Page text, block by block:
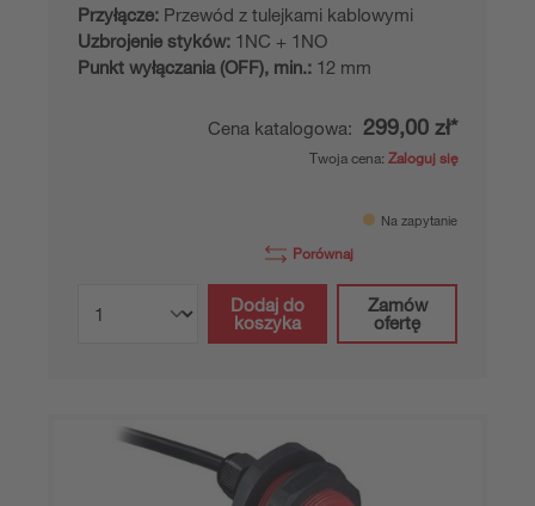
Przyłącze: Przewód z tulejkami kablowymi
Uzbrojenie styków: 1NC + 1NO
Punkt wyłączania (OFF), min.: 12 mm
Cena katalogowa: 299,00 zł*
Twoja cena: Zaloguj się
Na zapytanie
Porównaj
Dodaj do
koszyka
Zamów
ofertę